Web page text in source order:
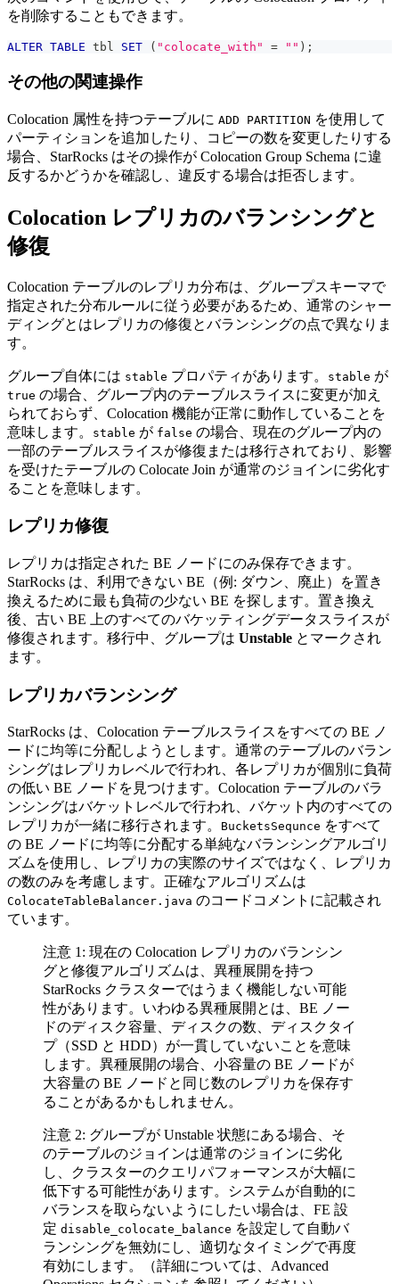
を削除することもできます。
ALTER TABLE tbl SET ( "colocate_with" = "" ) ;
その他の関連操作
Colocation 属性を持つテーブルに ADD PARTITION を使用して
パーティションを追加したり、コピーの数を変更したりする
場合、StarRocks はその操作が Colocation Group Schema に違
反するかどうかを確認し、違反する場合は拒否します。
Colocation レプリカのバランシングと
修復
Colocation テーブルのレプリカ分布は、グループスキーマで
指定された分布ルールに従う必要があるため、通常のシャー
ディングとはレプリカの修復とバランシングの点で異なりま
す。
グループ自体には stable プロパティがあります。 stable が
true の場合、グループ内のテーブルスライスに変更が加え
られておらず、Colocation 機能が正常に動作していることを
意味します。
stable が false の場合、現在のグループ内の
一部のテーブルスライスが修復または移行されており、影響
を受けたテーブルの Colocate Join が通常のジョインに劣化す
ることを意味します。
レプリカ修復
レプリカは指定された BE ノードにのみ保存できます。
StarRocks は、利用できない BE（例: ダウン、廃止）を置き
換えるために最も負荷の少ない BE を探します。置き換え
後、古い BE 上のすべてのバケッティングデータスライスが
修復されます。移行中、グループは Unstable とマークされ
ます。
レプリカバランシング
StarRocks は、Colocation テーブルスライスをすべての BE ノ
ードに均等に分配しようとします。通常のテーブルのバラン
シングはレプリカレベルで行われ、各レプリカが個別に負荷
の低い BE ノードを見つけます。Colocation テーブルのバラ
ンシングはバケットレベルで行われ、バケット内のすべての
レプリカが一緒に移行されます。
BucketsSequnce をすべて
の BE ノードに均等に分配する単純なバランシングアルゴリ
ズムを使用し、レプリカの実際のサイズではなく、レプリカ
の数のみを考慮します。正確なアルゴリズムは
ColocateTableBalancer.java のコードコメントに記載され
ています。
注意 1: 現在の Colocation レプリカのバランシン
グと修復アルゴリズムは、異種展開を持つ
StarRocks クラスターではうまく機能しない可能
性があります。いわゆる異種展開とは、BE ノー
ドのディスク容量、ディスクの数、ディスクタイ
プ（SSD と HDD）が一貫していないことを意味
します。異種展開の場合、小容量の BE ノードが
大容量の BE ノードと同じ数のレプリカを保存す
ることがあるかもしれません。
注意 2: グループが Unstable 状態にある場合、そ
のテーブルのジョインは通常のジョインに劣化
し、クラスターのクエリパフォーマンスが大幅に
低下する可能性があります。システムが自動的に
バランスを取らないようにしたい場合は、FE 設
定 disable_colocate_balance を設定して自動バ
ランシングを無効にし、適切なタイミングで再度
有効にします。（詳細については、Advanced